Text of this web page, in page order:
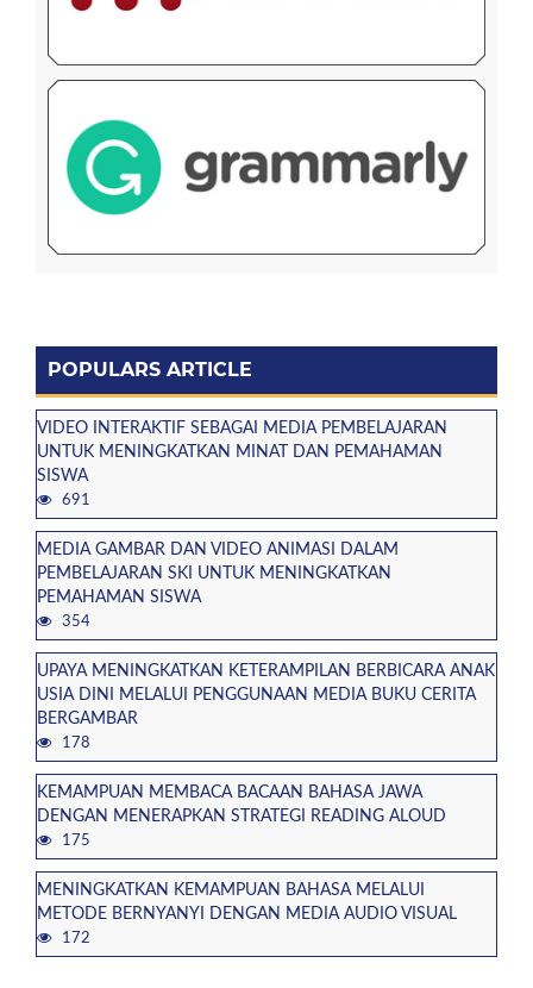
POPULARS ARTICLE
VIDEO INTERAKTIF SEBAGAI MEDIA PEMBELAJARAN
UNTUK MENINGKATKAN MINAT DAN PEMAHAMAN
SISWA
691
MEDIA GAMBAR DAN VIDEO ANIMASI DALAM
PEMBELAJARAN SKI UNTUK MENINGKATKAN
PEMAHAMAN SISWA
354
UPAYA MENINGKATKAN KETERAMPILAN BERBICARA ANAK
USIA DINI MELALUI PENGGUNAAN MEDIA BUKU CERITA
BERGAMBAR
178
KEMAMPUAN MEMBACA BACAAN BAHASA JAWA
DENGAN MENERAPKAN STRATEGI READING ALOUD
175
MENINGKATKAN KEMAMPUAN BAHASA MELALUI
METODE BERNYANYI DENGAN MEDIA AUDIO VISUAL
172